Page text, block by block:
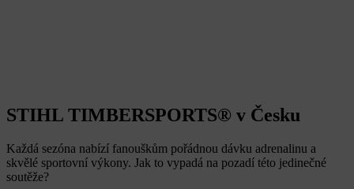
STIHL TIMBERSPORTS® v Česku
Každá sezóna nabízí fanouškům pořádnou dávku adrenalinu a
skvělé sportovní výkony. Jak to vypadá na pozadí této jedinečné
soutěže?